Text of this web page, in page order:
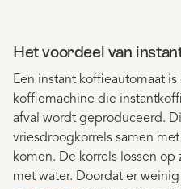
Het voordeel van
Een instant koffieautomaat
koffiemachine die
afval wordt geproduceerd.
vriesdroogkorrels samen
komen. De korrels lossen
met water. Doordat er